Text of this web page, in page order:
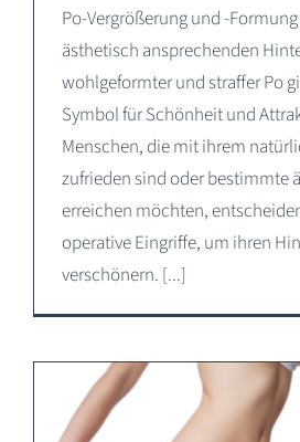
Po-Vergrößerung und -
ästhetisch ansprechenden
wohlgeformter und straffer Po
Symbol für Schönheit und
Menschen, die mit ihrem
zufrieden sind oder bestimmte
erreichen möchten,
operative Eingriffe, um ihren
verschönern. [...]